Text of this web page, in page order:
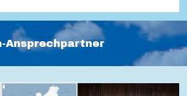
melden
Ansprechpartner